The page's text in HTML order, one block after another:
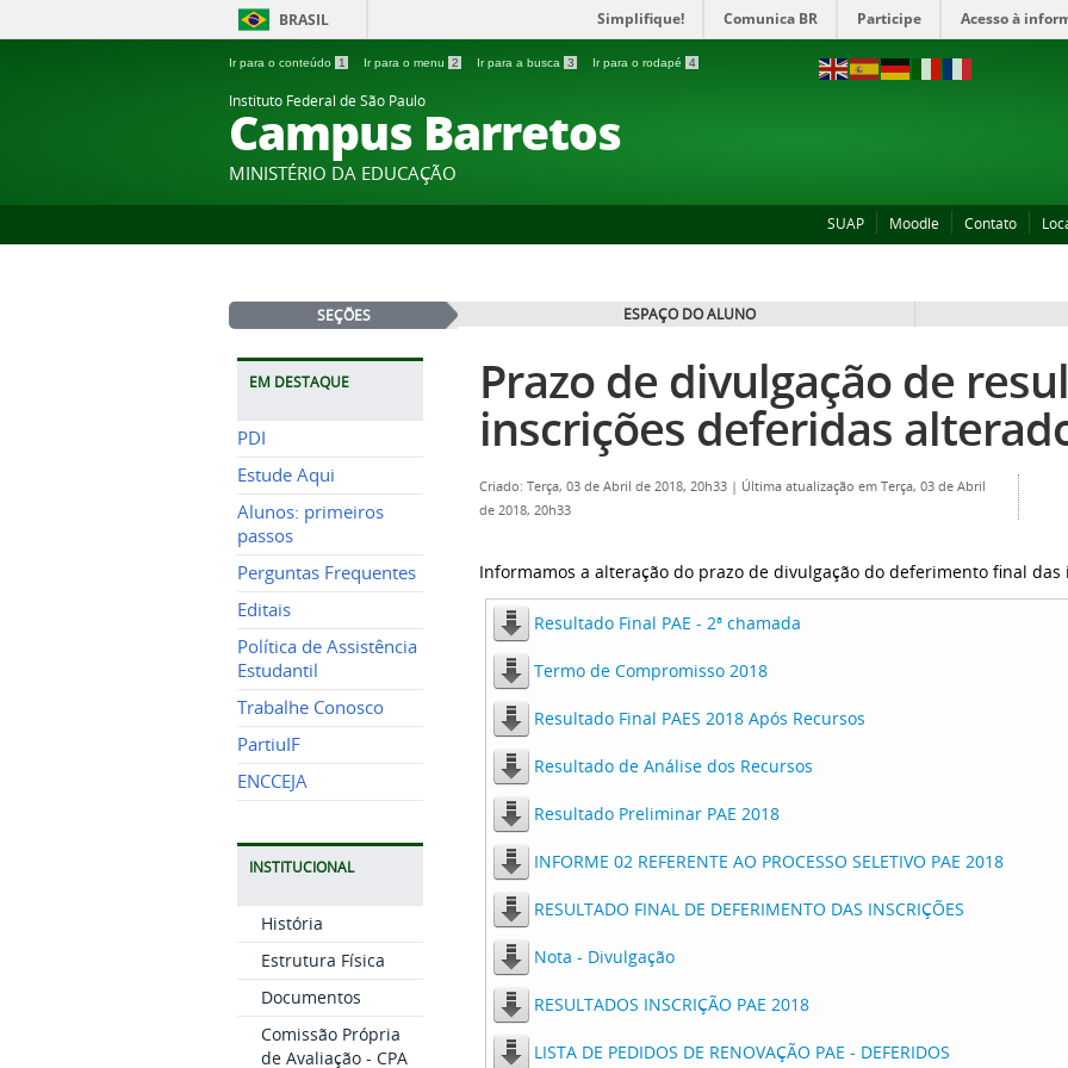
BRASIL Simplifique! Comunica BR Participe Acesso à
Ir para o conteúdo 1 Ir para o menu 2 Ir para a busca 3 Ir para o rodapé 4
Instituto Federal de São Paulo
Campus Barretos
MINISTÉRIO DA EDUCAÇÃO
SUAP Moodle Contato
SEÇÕES ESPAÇO DO ALUNO
EM DESTAQUE
PDI
Estude Aqui
Alunos: primeiros
passos
Perguntas Frequentes
Editais
Política de Assistência
Estudantil
Trabalhe Conosco
PartiuIF
ENCCEJA
INSTITUCIONAL
História
Estrutura Física
Documentos
Comissão Própria
de Avaliação - CPA
Prazo de divulgação de
inscrições deferidas
Criado: Terça, 03 de Abril de 2018, 20h33 | Última atualização em Terça, 03 de Abril
de 2018, 20h33
Informamos a alteração do prazo de divulgação do deferimento final das
Resultado Final PAE - 2ª chamada
Termo de Compromisso 2018
Resultado Final PAES 2018 Após Recursos
Resultado de Análise dos Recursos
Resultado Preliminar PAE 2018
INFORME 02 REFERENTE AO PROCESSO SELETIVO PAE 2018
RESULTADO FINAL DE DEFERIMENTO DAS INSCRIÇÕES
Nota - Divulgação
RESULTADOS INSCRIÇÃO PAE 2018
LISTA DE PEDIDOS DE RENOVAÇÃO PAE - DEFERIDOS